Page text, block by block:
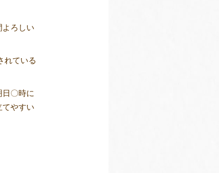
よろしい
れている
〇時に
てやすい